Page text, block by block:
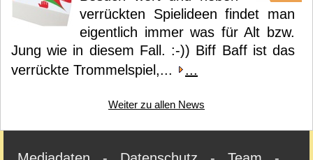
verrückten Spielideen findet man
eigentlich immer was für Alt bzw.
Jung wie in diesem Fall. :-)) Biff Baff ist das
verrückte Trommelspiel,...
...
Weiter zu allen News